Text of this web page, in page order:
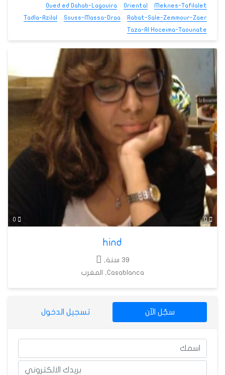
Meknes-Tafilalet
Oriental
Oued ed Dahab-Lagouira
Rabat-Sale-Zemmour-Zaer
Souss-Massa-Draa
Tadla-Azilal
Taza-Al Hoceima-Taounate
0
hind
39 سنة,
Casablanca, المغرب
سجّل الآن تسجيل الدخول